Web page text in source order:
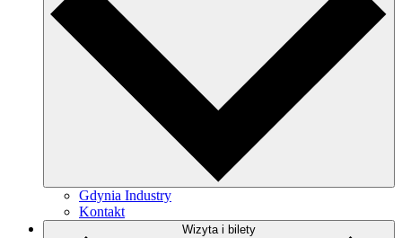
Gdynia Industry
Kontakt
Wizyta i bilety